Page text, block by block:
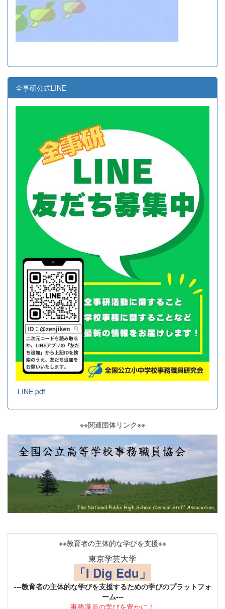
全事研公式LINE
LINE.pdf
※※関連団体リンク※※
※※教育者の主体的な学びを支援※※
東京学芸大学
「I Dig Edu」
---教育者の主体的な学びを支援するための学びのプラットフォ
ーム---
事務職員の学びを豊かに！